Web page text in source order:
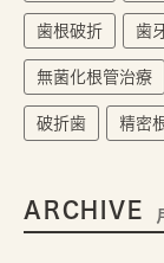
歯根破折 歯
無菌化根管治療
破折歯 精密
ARCHIVE